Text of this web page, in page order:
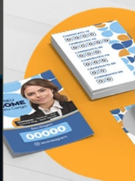
Central de
GRÁFICA
Agente Oficial